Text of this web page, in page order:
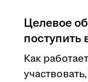
Целевое
поступить
Как